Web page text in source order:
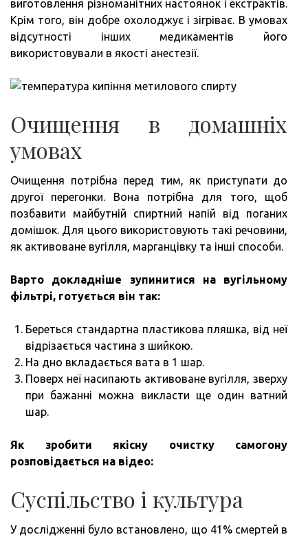
виготовлення різноманітних настоянок і екстрактів.
Крім того, він добре охолоджує і зігріває. В умовах
відсутності інших медикаментів його
використовували в якості анестезії.
Очищення в домашніх
умовах
Очищення потрібна перед тим, як приступати до
другої перегонки. Вона потрібна для того, щоб
позбавити майбутній спиртний напій від поганих
домішок. Для цього використовують такі речовини,
як активоване вугілля, марганцівку та інші способи.
Варто докладніше зупинитися на вугільному
фільтрі, готується він так:
Береться стандартна пластикова пляшка, від неї
відрізається частина з шийкою.
На дно вкладається вата в 1 шар.
Поверх неї насипають активоване вугілля, зверху
при бажанні можна викласти ще один ватний
шар.
Як зробити якісну очистку самогону
розповідається на відео:
Суспільство і культура
У дослідженні було встановлено, що 41% смертей в